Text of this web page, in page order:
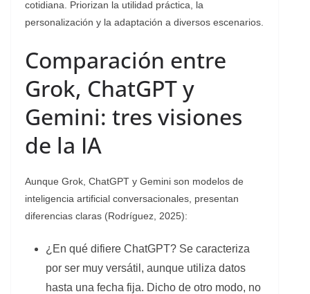
cotidiana. Priorizan la utilidad práctica, la
personalización y la adaptación a diversos escenarios.
Comparación entre
Grok, ChatGPT y
Gemini: tres visiones
de la IA
Aunque Grok, ChatGPT y Gemini son modelos de
inteligencia artificial conversacionales, presentan
diferencias claras (Rodríguez, 2025):
¿En qué difiere ChatGPT? Se caracteriza
por ser muy versátil, aunque utiliza datos
hasta una fecha fija. Dicho de otro modo, no